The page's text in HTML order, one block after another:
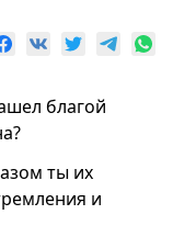
благой
ты их
и